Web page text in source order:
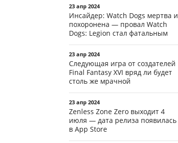
23 апр 2024
Инсайдер: Watch Dogs мертва и
похоронена — провал Watch
Dogs: Legion стал фатальным
23 апр 2024
Следующая игра от создателей
Final Fantasy XVI вряд ли будет
столь же мрачной
23 апр 2024
Zenless Zone Zero выходит 4
июля — дата релиза появилась
в App Store